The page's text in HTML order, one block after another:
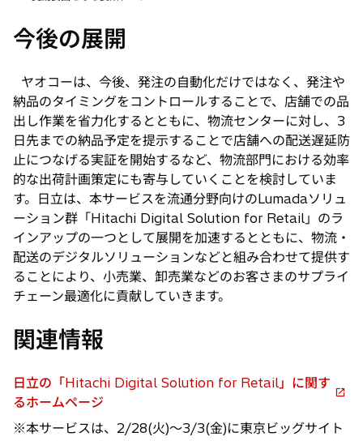
今後の展開
ヤオコーは、今後、発注の自動化だけではなく、発注や
納品のタイミングをコントロールすることで、店舗での品
出し作業を省力化するとともに、物流センターに対し、3
日先までの納品予定を提示することで店舗への配送遅延防
止につなげる実証を開始するなど、物流部門における効率
的な出荷計画策定にも寄与していくことを検討していま
す。日立は、本サービスを流通分野向けのLumadaソリュ
ーション群「Hitachi Digital Solution for Retail」のラ
インアップの一つとして展開を加速するとともに、物流・
配送のデジタルソリューションなどと組み合わせて提供す
ることにより、小売業、卸売業などのお客さまのサプライ
チェーン最適化に貢献していきます。
関連情報
日立の「Hitachi Digital Solution for Retail」に関す
るホームページ
新
し
※本サービスは、2/28(火)〜3/3(金)に東京ビッグサイト